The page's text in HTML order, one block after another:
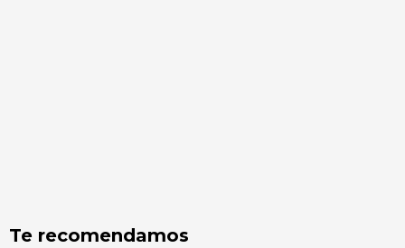
Te recomendamos